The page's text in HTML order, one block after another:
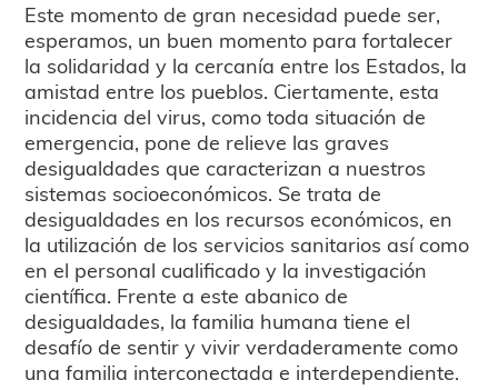
Este momento de gran necesidad puede ser,
esperamos, un buen momento para fortalecer
la solidaridad y la cercanía entre los Estados, la
amistad entre los pueblos. Ciertamente, esta
incidencia del virus, como toda situación de
emergencia, pone de relieve las graves
desigualdades que caracterizan a nuestros
sistemas socioeconómicos. Se trata de
desigualdades en los recursos económicos, en
la utilización de los servicios sanitarios así como
en el personal cualificado y la investigación
científica. Frente a este abanico de
desigualdades, la familia humana tiene el
desafío de sentir y vivir verdaderamente como
una familia interconectada e interdependiente.